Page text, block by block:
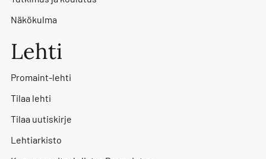
Näkökulma
Lehti
Promaint-lehti
Tilaa lehti
Tilaa uutiskirje
Lehtiarkisto